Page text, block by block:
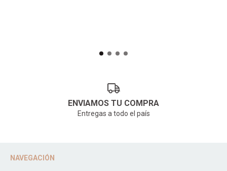
ENVIAMOS TU COMPRA
Entregas a todo el país
NAVEGACIÓN